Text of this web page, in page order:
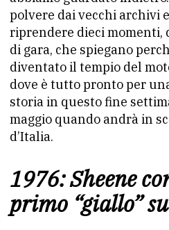
polvere dai vecchi archivi
riprendere dieci momenti,
di gara, che spiegano
diventato il tempio del
dove è tutto pronto per
storia in questo fine
maggio quando andrà in
d’Italia.
1976: Sheene
primo “giallo”